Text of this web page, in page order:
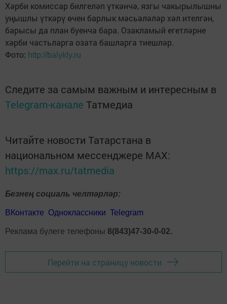
Хәрби комиссар билгеләп үткәнчә, язгы чакырылышны
уңышлы үткәрү өчен барлык мәсьәләләр хәл ителгән,
барысы да план буенча бара. Озакламый егетләрне
хәрби частьларга озата башларга тиешләр.
Фото: http://balykly.ru
Следите за самым важным и интересным в
Telegram-канале Татмедиа
Читайте новости Татарстана в
национальном мессенджере MАХ:
https://max.ru/tatmedia
Безнең социаль челтәрләр:
ВКонтакте Одноклассники Telegram
Реклама бүлеге телефоны 8(843)47-30-0-02.
Перейти на страницу новости